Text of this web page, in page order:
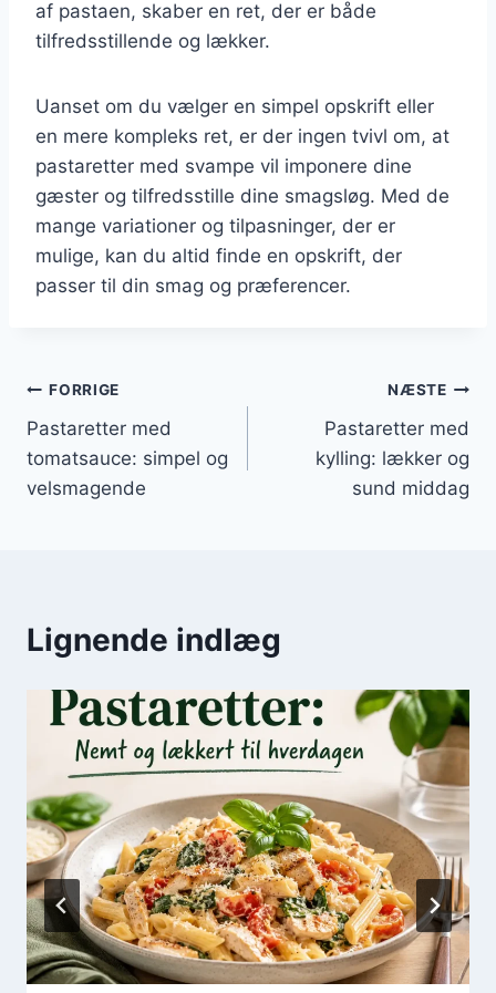
af pastaen, skaber en ret, der er både
tilfredsstillende og lækker.
Uanset om du vælger en simpel opskrift eller
en mere kompleks ret, er der ingen tvivl om, at
pastaretter med svampe vil imponere dine
gæster og tilfredsstille dine smagsløg. Med de
mange variationer og tilpasninger, der er
mulige, kan du altid finde en opskrift, der
passer til din smag og præferencer.
Indlægsnavigation
FORRIGE
Pastaretter med
tomatsauce: simpel og
velsmagende
NÆSTE
Pastaretter med
kylling: lækker og
sund middag
Lignende indlæg